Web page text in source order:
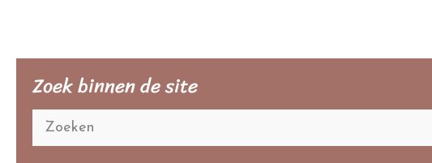
Zoek binnen de site